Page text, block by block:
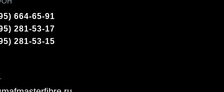
664-65-91
281-53-17
281-53-15